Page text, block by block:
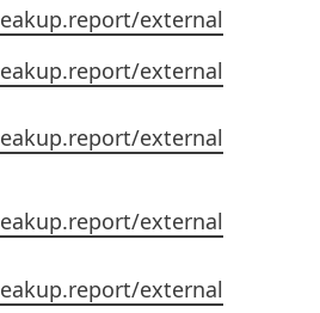
external
external
external
external
external